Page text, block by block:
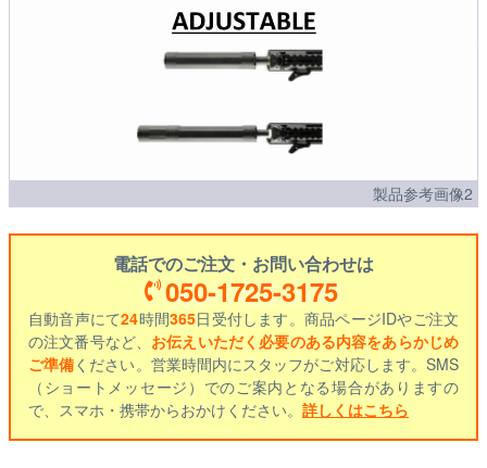
製品参考画像2
電話でのご注文・お問い合わせは
050-1725-3175
自動音声にて24時間365日受付します。商品ページIDやご注文
の注文番号など、 お伝えいただく必要のある内容をあらかじめ
ご準備ください。営業時間内にスタッフがご対応します。SMS
（ショートメッセージ）でのご案内となる場合がありますの
で、スマホ・携帯からおかけください。 詳しくはこちら